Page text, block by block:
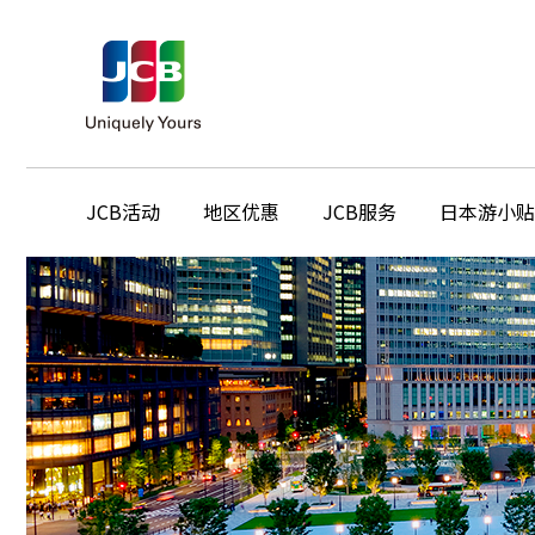
JCB活动 地区优惠 JCB服务 日本游小